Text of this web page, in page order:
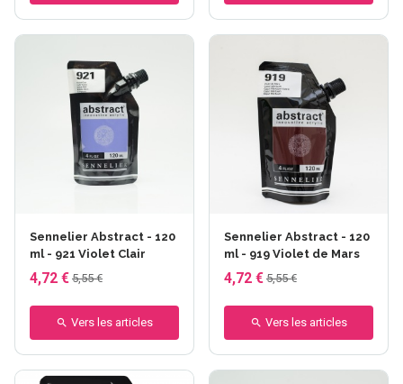
Sennelier Abstract - 120
ml - 921 Violet Clair
4,72 € 5,55 €
Vers les articles
Sennelier Abstract - 120
ml - 919 Violet de Mars
4,72 € 5,55 €
Vers les articles